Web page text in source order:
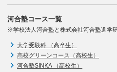
河合塾コース一覧
※学校法人河合塾と株式会社河合塾進学
大学受験科 （高卒生）
高校グリーンコース（高校生）
河合塾SINKA （高校生）